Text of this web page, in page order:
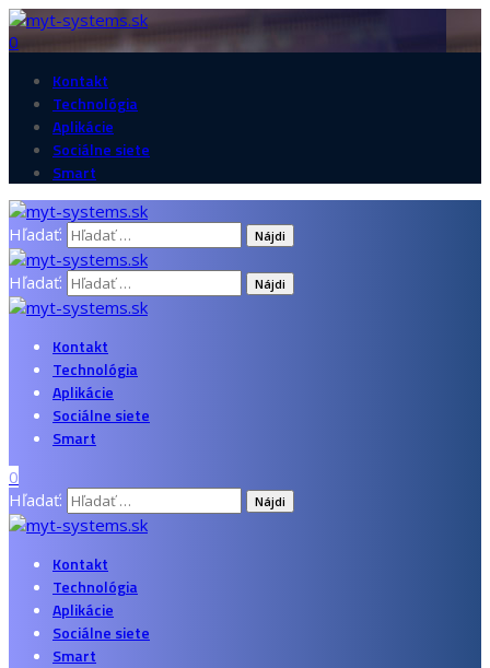
0
Kontakt
Technológia
Aplikácie
Sociálne siete
Smart
Hľadať:
Hľadať:
Kontakt
Technológia
Aplikácie
Sociálne siete
Smart
0
Hľadať:
Kontakt
Technológia
Aplikácie
Sociálne siete
Smart